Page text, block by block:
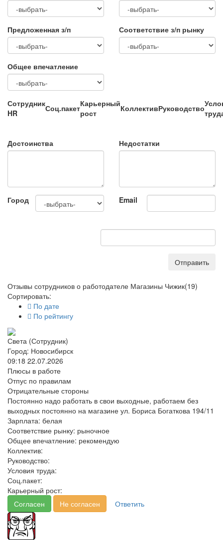
Предложенная з/п Соответствие з/п рынку
Общее впечатление
Сотрудник
HR
Соц.пакетКарьерный
рост
КоллективРуководство
Достоинства Недостатки
Город Email
Отправить
Отзывы сотрудников о работодателе Магазины Чижик(19)
Сортировать:
По дате
По рейтингу
Света (Сотрудник)
Город: Новосибирск
09:18 22.07.2026
Плюсы в работе
Отпус по правилам
Отрицательные стороны
Постоянно надо работать в свои выходные, работаем без
выходных постоянно на магазине ул. Бориса Богаткова 194/11
Зарплата: белая
Соответствие рынку: рыночное
Общее впечатление: рекомендую
Коллектив:
Руководство:
Условия труда:
Соц.пакет:
Карьерный рост:
Согласен
Не согласен Ответить